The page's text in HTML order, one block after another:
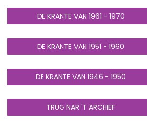
DE KRANTE VAN 1961 - 1970
DE KRANTE VAN 1951 - 1960
DE KRANTE VAN 1946 - 1950
TRUG NAR 'T ARCHIEF